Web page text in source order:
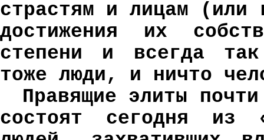
страстям и лицам (или
достижения их
степени и всегда
тоже люди, и ничто
Правящие элиты
состоят сегодня из